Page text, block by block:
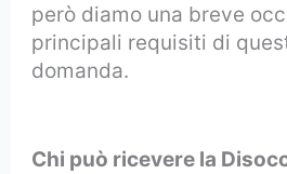
però diamo una breve
principali requisiti di
domanda.
Chi può ricevere la